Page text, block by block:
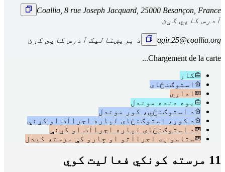
Coallia, 8 rue Joseph Jacquard, 25000 Besançon, France
آدرس کاپي کړئ
agir.25@coallia.org د بریښنالیک آدرس کاپي کړئ
Chargement de la carte...
کار
استوګنځای
اداري
یوه دنده موندل
د استوګنځي، کور موندل
د کور، استوګنځای لپاره اجراآت او کړني
د استوګنځای لپاره اجراآت او کړنې
ستاسو په اجراآتو او چارو کې مرسته کیدل
11 مرسته کونکي فعالیت کوي